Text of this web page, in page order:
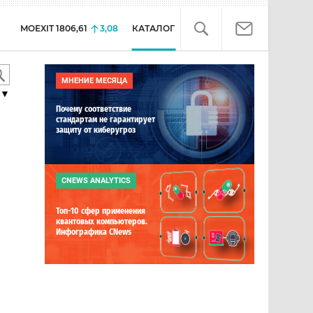
MOEXIT 1806,61 3,08 КАТАЛОГ
МНЕНИЕ МЕСЯЦА
Почему соответствие
стандартам не гарантирует
защиту от киберугроз
CNEWS ANALYTICS
Топ-10 сфер применения
квантовых компьютеров.
Инфографика CNews